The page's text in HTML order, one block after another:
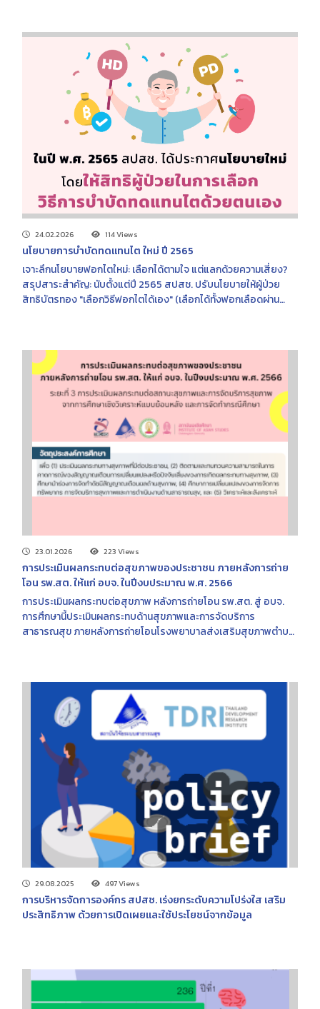
24.02.2026 114 Views
นโยบายการบําบัดทดแทนไต ใหม่ ปี 2565
เจาะลึกนโยบายฟอกไตใหม่: เลือกได้ตามใจ แต่แลกด้วยความเสี่ยง?
สรุปสาระสำคัญ: นับตั้งแต่ปี 2565 สปสช. ปรับนโยบายให้ผู้ป่วย
สิทธิบัตรทอง "เลือกวิธีฟอกไตได้เอง" (เลือกได้ทั้งฟอกเลือดผ่าน
อัตราเสียชีวิตเพิ่ม: พบผู้เสียชีวิตสะสมสูงกว่าปกติกว่า 5,500 ราย
โดยเฉพาะในช่วง 90 วันแรกของการเริ่มฟอกเลือด วิกฤตคอขวด: รอ
คิวทำเส้นเลือดถาวรนาน จนต้องใช้สายสวนชั่วคราวที่เสี่ยงติดเชื้อสูง
งบประมาณบานปลาย: ค่าใช้จ่ายรวมพุ่งสูงถึง 10% ของงบประมาณ
น้อยลง จนผู้ผลิตน้ำยาและหน่วยบริการเสี่ยงปิดตัว คาดการณ์
อนาคต (ใน 10 ปี): หากไม่มีการปรับปรุง นโยบายนี้อาจทำให้ระบบ
สาธารณสุขรับภาระหนักเกินไป และทำให้ทางเลือกในการรักษา (PD)
หายไปจากระบบอย่างถาวร
23.01.2026 223 Views
การประเมินผลกระทบต่อสุขภาพของประชาชน ภายหลังการถ่าย
โอน รพ.สต. ให้แก่ อบจ. ในปีงบประมาณ พ.ศ. 2566
การประเมินผลกระทบต่อสุขภาพ หลังการถ่ายโอน รพ.สต. สู่ อบจ.
การศึกษานี้ประเมินผลกระทบด้านสุขภาพและการจัดบริการ
สาธารณสุข ภายหลังการถ่ายโอนโรงพยาบาลส่งเสริมสุขภาพตำบล
29.08.2025 497 Views
การบริหารจัดการองค์กร สปสช. เร่งยกระดับความโปร่งใส เสริม
ประสิทธิภาพ ด้วยการเปิดเผยและใช้ประโยชน์จากข้อมูล